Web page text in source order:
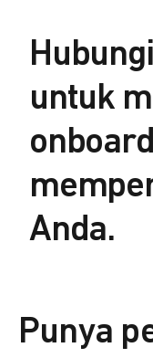
untuk
Anda.
Punya